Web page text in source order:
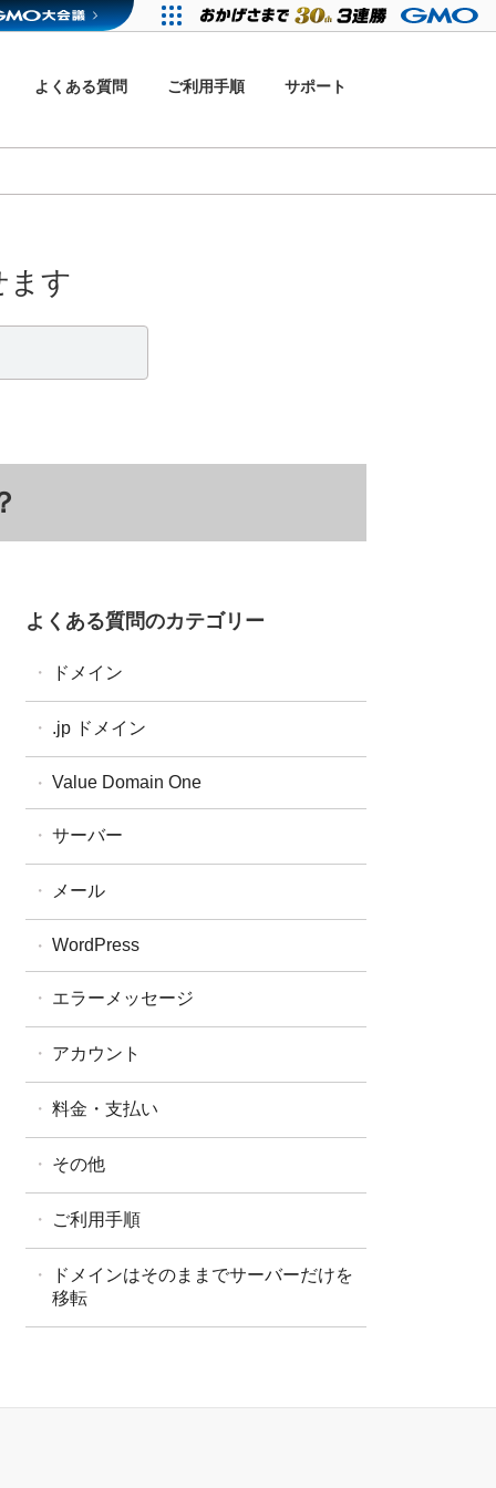
よくある質問 ご利用手順 サポート
ます
よくある質問のカテゴリー
ドメイン
ドメイン更新
ドメイン移管
WHOIS
.jp ドメイン
属性型JPドメイン
Value Domain One
サーバー
バリューサーバー
XREA
メール
WordPress
エラーメッセージ
アカウント
料金・支払い
その他
ご利用手順
ドメインはそのままでサーバーだけを
移転